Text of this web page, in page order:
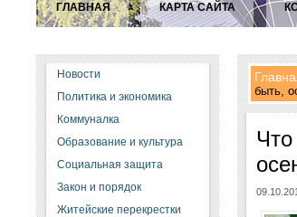
ГЛАВНАЯ КАРТА САЙТА
Новости
Политика и экономика
Коммуналка
Образование и культура
Социальная защита
Закон и порядок
Житейские перекрестки
быть,